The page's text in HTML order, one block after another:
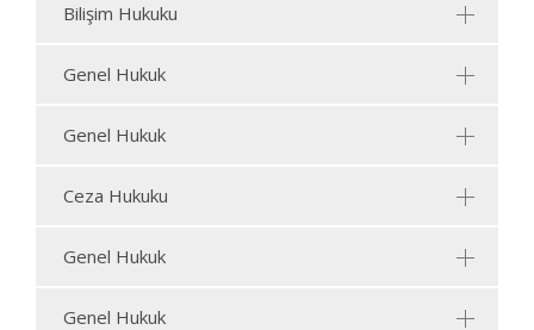
Bilişim Hukuku
Genel Hukuk
Genel Hukuk
Ceza Hukuku
Genel Hukuk
Genel Hukuk